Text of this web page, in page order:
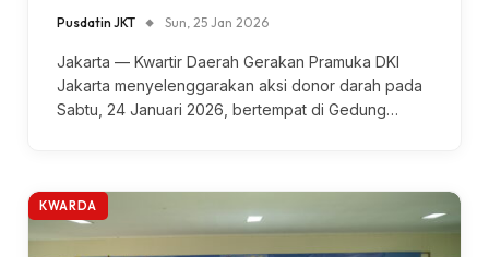
Pusdatin JKT Sun, 25 Jan 2026
Jakarta — Kwartir Daerah Gerakan Pramuka DKI
Jakarta menyelenggarakan aksi donor darah pada
Sabtu, 24 Januari 2026, bertempat di Gedung…
KWARDA